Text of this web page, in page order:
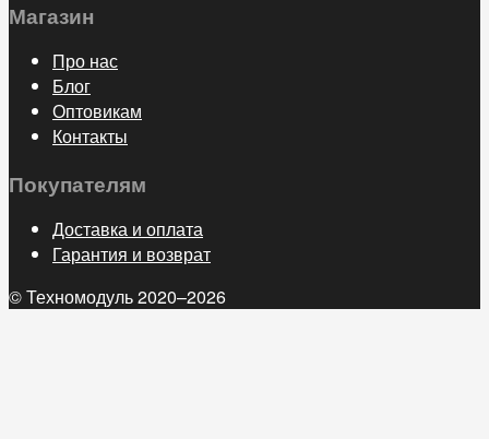
Магазин
Про нас
Блог
Оптовикам
Контакты
Покупателям
Доставка и оплата
Гарантия и возврат
© Техномодуль 2020–2026